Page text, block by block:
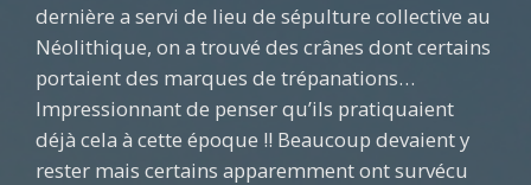
dernière a servi de lieu de sépulture collective au
Néolithique, on a trouvé des crânes dont certains
portaient des marques de trépanations…
Impressionnant de penser qu’ils pratiquaient
déjà cela à cette époque !! Beaucoup devaient y
rester mais certains apparemment ont survécu